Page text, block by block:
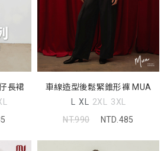
長裙
車線造型後鬆緊錐形褲 MUA
L XL 2XL 3XL
NT.990
NTD.485